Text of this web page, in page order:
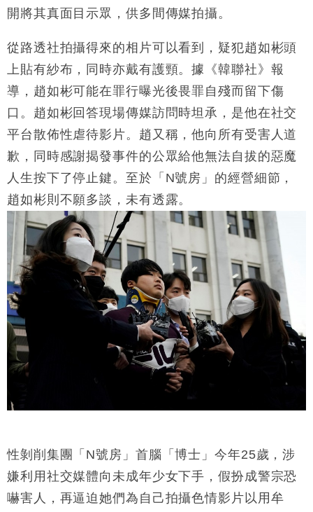
10:57
財經｜美商務部擬擴大金屬關稅範圍 14類產品或加徵
25%
18:15
本地｜新世界K11 9月升級會員制度 增鉑金卡級別鎖
定高消費客群
17:40
財經｜本港6月零售額連升14個月 珠寶鐘錶銷售升勢
最強
16:33
財經｜滙控重啟最多10億美元回購 派息比率目標維持
50%
開將其真面目示眾，供多間傳媒拍攝。
從路透社拍攝得來的相片可以看到，疑犯趙如彬頭
上貼有紗布，同時亦戴有護頸。據《韓聯社》報
導，趙如彬可能在罪行曝光後畏罪自殘而留下傷
口。趙如彬回答現場傳媒訪問時坦承，是他在社交
平台散佈性虐待影片。趙又稱，他向所有受害人道
歉，同時感謝揭發事件的公眾給他無法自拔的惡魔
人生按下了停止鍵。至於「N號房」的經營細節，
趙如彬則不願多談，未有透露。
性剝削集團「N號房」首腦「博士」今年25歲，涉
嫌利用社交媒體向未成年少女下手，假扮成警宗恐
嚇害人，再逼迫她們為自己拍攝色情影片以用牟